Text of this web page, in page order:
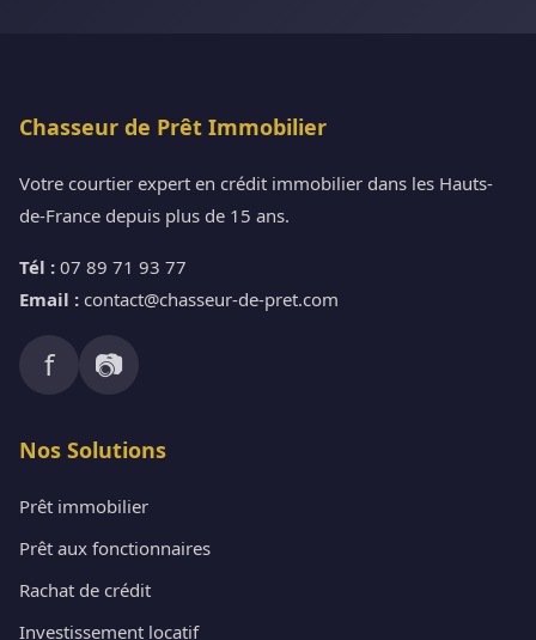
Chasseur de Prêt Immobilier
Votre courtier expert en crédit immobilier dans les Hauts-
de-France depuis plus de 15 ans.
Tél : 07 89 71 93 77
Email : contact@chasseur-de-pret.com
f 📷
Nos Solutions
Prêt immobilier
Prêt aux fonctionnaires
Rachat de crédit
Investissement locatif